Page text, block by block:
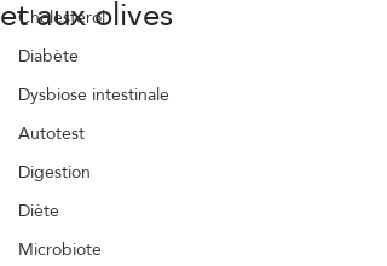
Cholestérol
Diabète
Dysbiose intestinale
Autotest
Digestion
Diète
Microbiote
et aux olives